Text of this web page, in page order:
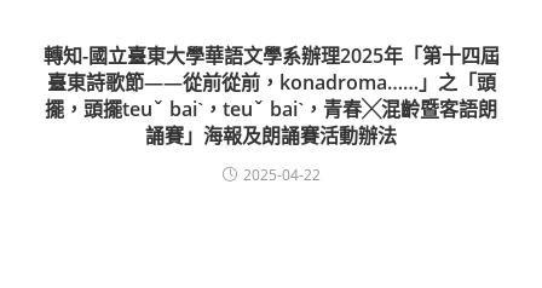
轉知-國立臺東大學華語文學系辦理2025年「第十四屆
臺東詩歌節——從前從前，konadroma……」之「頭
擺，頭擺teuˇ baiˋ，teuˇ baiˋ，青春╳混齡暨客語朗
誦賽」海報及朗誦賽活動辦法
2025-04-22